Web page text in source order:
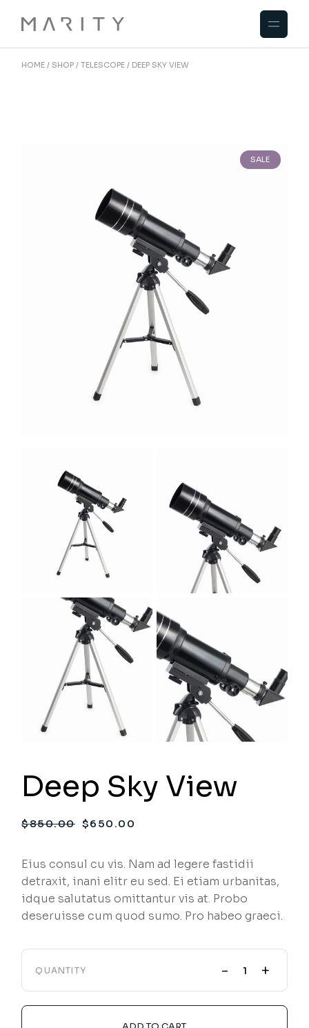
HOME SHOP TELESCOPE DEEP SKY VIEW
SALE
Deep Sky View
$850.00 $650.00
Eius consul cu vis. Nam ad legere fastidii
detraxit, inani elitr eu sed. Ei etiam urbanitas,
idque salutatus omittantur vis at. Probo
deseruisse cum quod sumo. Pro habeo graeci.
QUANTITY - +